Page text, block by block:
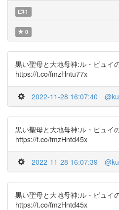
1
0
黒い聖母と大地母神:ル・ピュイ
https://t.co/fmzHntu77x
2022-11-28 16:07:40
黒い聖母と大地母神:ル・ピュイ
https://t.co/fmzHntd45x
2022-11-28 16:07:39
黒い聖母と大地母神:ル・ピュイ
https://t.co/fmzHntd45x